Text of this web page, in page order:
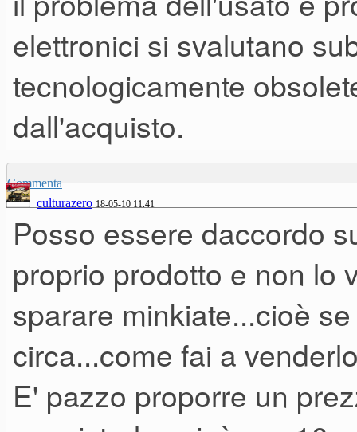
elettronici si svalutano
tecnologicamente
dall'acquisto.
Commenta
culturazero 18-05-10 11.41
Posso essere daccordo
proprio prodotto e non lo
sparare minkiate...cioè
circa...come fai a
E' pazzo proporre un